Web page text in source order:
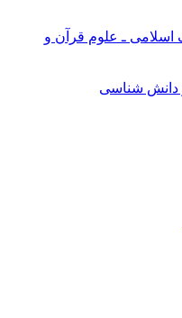
ـ علوم قرآن و
دانش شناسی